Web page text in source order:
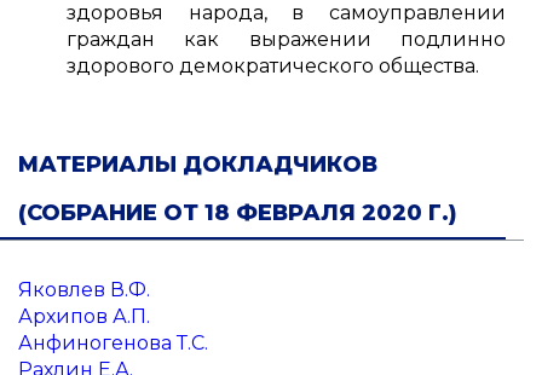
здоровья народа, в самоуправлении
граждан как выражении подлинно
здорового демократического общества.
МАТЕРИАЛЫ ДОКЛАДЧИКОВ
(СОБРАНИЕ ОТ 18 ФЕВРАЛЯ 2020 Г.)
Яковлев В.Ф.
Архипов А.П.
Анфиногенова Т.С.
Рахлин Е.А.